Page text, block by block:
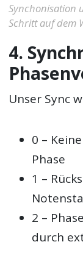
Synchonisation
Schritt auf dem
4.
Unser Sync
0 –
Phase
1 –
2 –
durch